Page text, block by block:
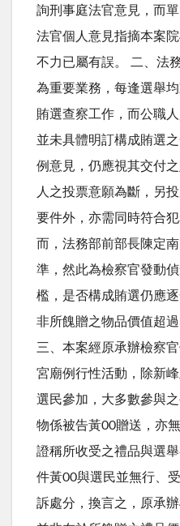
詢刑事庭法官意見，而
法官個人意見指摘本案
不力已屬有誤。 二、法
為重要業務，每逢選舉
賄選查察工作，而公職
並未具體明訂構成賄選
例意見，仍應視其交付
人之投票意願為斷，另
要件外，亦需同時符合
而，法務部前部長陳定
準，然此為檢察官發動
檻，是否構成賄選仍應
非所餽贈之物品價值超
三、本案經原承辦檢察
宮廟例行性活動，除新
選民參加，大多數參與
物係被告黃00贈送，亦
證稱所收受之禮品與選
件黃00與選民並無行、
訴處分，換言之，原承